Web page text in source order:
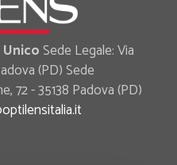
Sede Legale: Via
(PD) Sede
72 - 35138 Padova (PD)